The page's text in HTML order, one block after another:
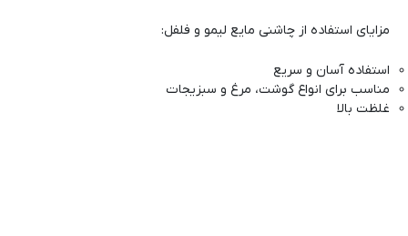
مزایای استفاده از چاشنی مایع لیمو و فلفل:
استفاده آسان و سریع
مناسب برای انواع گوشت، مرغ و سبزیجات
غلظت بالا